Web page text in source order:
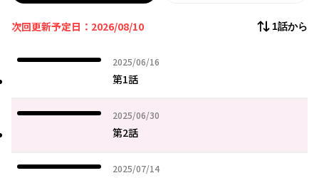
次回更新予定日：2026/08/10 1話から
2025/06/16
2025年06月16日
第1話
2025/06/30
2025年06月30日
第2話
2025/07/14
2025年07月14日